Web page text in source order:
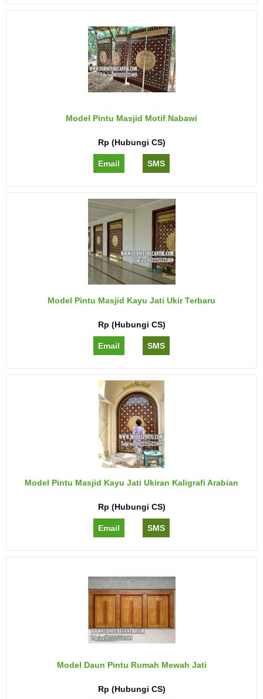
Model Pintu Masjid Motif Nabawi
Rp (Hubungi CS)
Email SMS
Model Pintu Masjid Kayu Jati Ukir Terbaru
Rp (Hubungi CS)
Email SMS
Model Pintu Masjid Kayu Jati Ukiran Kaligrafi Arabian
Rp (Hubungi CS)
Email SMS
Model Daun Pintu Rumah Mewah Jati
Rp (Hubungi CS)